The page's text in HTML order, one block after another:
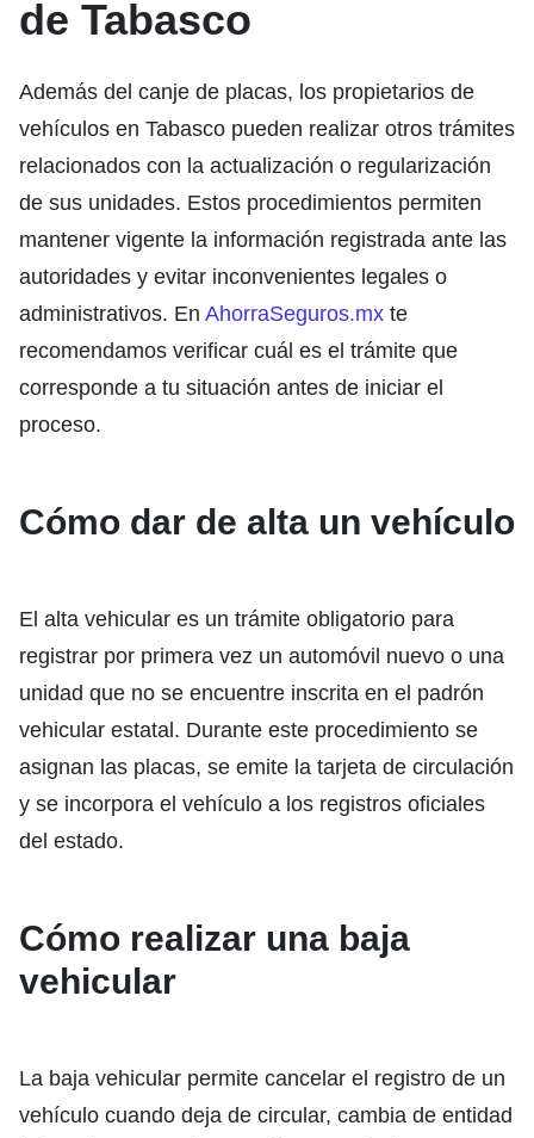
de Tabasco
Además del canje de placas, los propietarios de
vehículos en Tabasco pueden realizar otros trámites
relacionados con la actualización o regularización
de sus unidades. Estos procedimientos permiten
mantener vigente la información registrada ante las
autoridades y evitar inconvenientes legales o
administrativos. En AhorraSeguros.mx te
recomendamos verificar cuál es el trámite que
corresponde a tu situación antes de iniciar el
proceso.
Cómo dar de alta un vehículo
El alta vehicular es un trámite obligatorio para
registrar por primera vez un automóvil nuevo o una
unidad que no se encuentre inscrita en el padrón
vehicular estatal. Durante este procedimiento se
asignan las placas, se emite la tarjeta de circulación
y se incorpora el vehículo a los registros oficiales
del estado.
Cómo realizar una baja
vehicular
La baja vehicular permite cancelar el registro de un
vehículo cuando deja de circular, cambia de entidad